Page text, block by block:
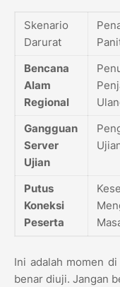
Skenario
Darurat
Bencana
Alam
Regional
Gangguan
Server
Ujian
Putus
Koneksi
Peserta
Ini adalah momen
benar diuji. Jangan